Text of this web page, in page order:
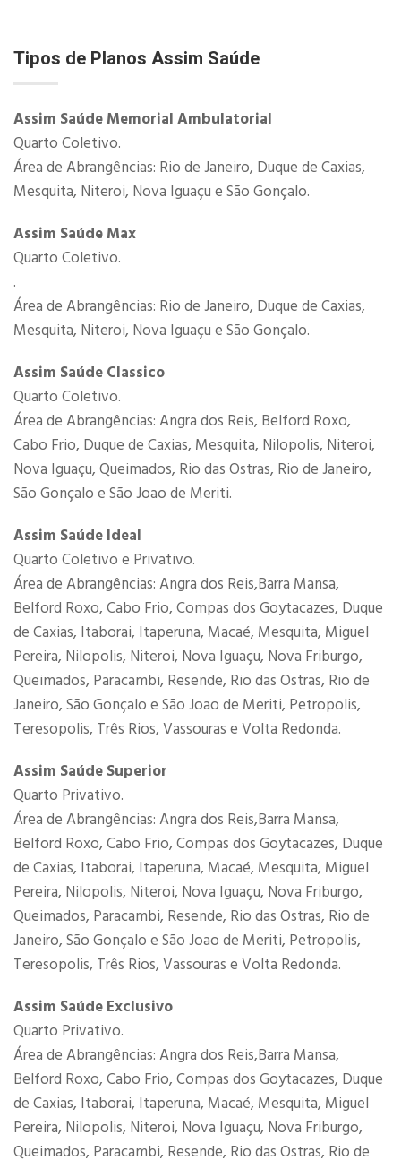
Tipos de Planos Assim Saúde
Assim Saúde Memorial Ambulatorial
Quarto Coletivo.
Área de Abrangências: Rio de Janeiro, Duque de Caxias,
Mesquita, Niteroi, Nova Iguaçu e São Gonçalo.
Assim Saúde Max
Quarto Coletivo.
.
Área de Abrangências: Rio de Janeiro, Duque de Caxias,
Mesquita, Niteroi, Nova Iguaçu e São Gonçalo.
Assim Saúde Classico
Quarto Coletivo.
Área de Abrangências: Angra dos Reis, Belford Roxo,
Cabo Frio, Duque de Caxias, Mesquita, Nilopolis, Niteroi,
Nova Iguaçu, Queimados, Rio das Ostras, Rio de Janeiro,
São Gonçalo e São Joao de Meriti.
Assim Saúde Ideal
Quarto Coletivo e Privativo.
Área de Abrangências: Angra dos Reis,Barra Mansa,
Belford Roxo, Cabo Frio, Compas dos Goytacazes, Duque
de Caxias, Itaborai, Itaperuna, Macaé, Mesquita, Miguel
Pereira, Nilopolis, Niteroi, Nova Iguaçu, Nova Friburgo,
Queimados, Paracambi, Resende, Rio das Ostras, Rio de
Janeiro, São Gonçalo e São Joao de Meriti, Petropolis,
Teresopolis, Três Rios, Vassouras e Volta Redonda.
Assim Saúde Superior
Quarto Privativo.
Área de Abrangências: Angra dos Reis,Barra Mansa,
Belford Roxo, Cabo Frio, Compas dos Goytacazes, Duque
de Caxias, Itaborai, Itaperuna, Macaé, Mesquita, Miguel
Pereira, Nilopolis, Niteroi, Nova Iguaçu, Nova Friburgo,
Queimados, Paracambi, Resende, Rio das Ostras, Rio de
Janeiro, São Gonçalo e São Joao de Meriti, Petropolis,
Teresopolis, Três Rios, Vassouras e Volta Redonda.
Assim Saúde Exclusivo
Quarto Privativo.
Área de Abrangências: Angra dos Reis,Barra Mansa,
Belford Roxo, Cabo Frio, Compas dos Goytacazes, Duque
de Caxias, Itaborai, Itaperuna, Macaé, Mesquita, Miguel
Pereira, Nilopolis, Niteroi, Nova Iguaçu, Nova Friburgo,
Queimados, Paracambi, Resende, Rio das Ostras, Rio de